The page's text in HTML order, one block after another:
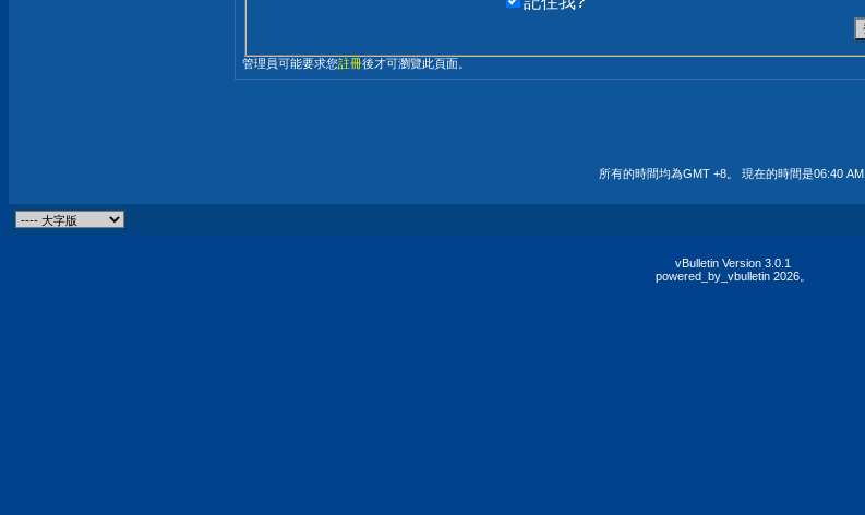
管理員可能要求您註冊後才可瀏覽此頁面。
所有的時間均為GMT +8。 現在的時間是06:40 AM
vBulletin Version 3.0.1
powered_by_vbulletin 2026。